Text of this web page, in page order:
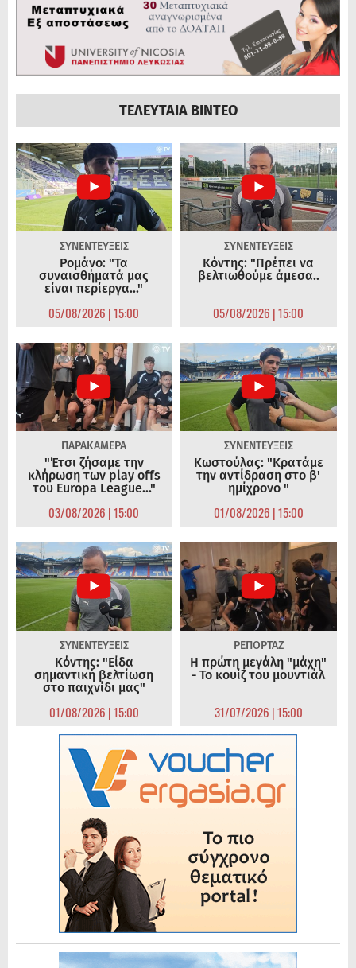
ΤΕΛΕΥΤΑΙΑ ΒΙΝΤΕΟ
ΣΥΝΕΝΤΕΥΞΕΙΣ
Ρομάνο: "Τα
συναισθήματά μας
είναι περίεργα..."
05/08/2026 | 15:00
ΣΥΝΕΝΤΕΥΞΕΙΣ
Κόντης: "Πρέπει να
βελτιωθούμε άμεσα..
05/08/2026 | 15:00
ΠΑΡΑΚΑΜΕΡΑ
"Έτσι ζήσαμε την
κλήρωση των play offs
του Europa League..."
03/08/2026 | 15:00
ΣΥΝΕΝΤΕΥΞΕΙΣ
Κωστούλας: "Κρατάμε
την αντίδραση στο β'
ημίχρονο "
01/08/2026 | 15:00
ΣΥΝΕΝΤΕΥΞΕΙΣ
Κόντης: "Είδα
σημαντική βελτίωση
στο παιχνίδι μας"
01/08/2026 | 15:00
ΡΕΠΟΡΤΑΖ
Η πρώτη μεγάλη "μάχη"
- Το κουίζ του μουντιάλ
31/07/2026 | 15:00